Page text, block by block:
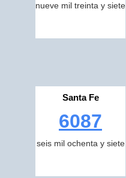
nueve mil treinta y siete
Santa Fe
6087
seis mil ochenta y siete